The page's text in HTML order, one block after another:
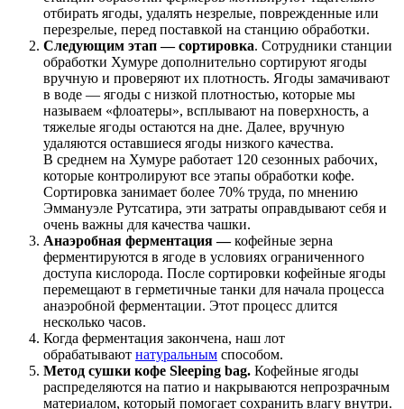
отбирать ягоды, удалять незрелые, поврежденные или
перезрелые, перед поставкой на станцию обработки.
Следующим этап — сортировка. Сотрудники станции
обработки Хумуре дополнительно сортируют ягоды
вручную и проверяют их плотность. Ягоды замачивают
в воде — ягоды с низкой плотностью, которые мы
называем «флоатеры», всплывают на поверхность, а
тяжелые ягоды остаются на дне. Далее, вручную
удаляются оставшиеся ягоды низкого качества.
В среднем на Хумуре работает 120 сезонных рабочих,
которые контролируют все этапы обработки кофе.
Сортировка занимает более 70% труда, по мнению
Эммануэле Рутсатира, эти затраты оправдывают себя и
очень важны для качества чашки.
Анаэробная ферментация—кофейные зерна
ферментируются в ягоде в условиях ограниченного
доступа кислорода. После сортировки кофейные ягоды
перемещают в герметичные танки для начала процесса
анаэробной ферментации. Этот процесс длится
несколько часов.
Когда ферментация закончена, наш лот
обрабатывают натуральным способом.
Метод сушки кофе Sleeping bag. Кофейные ягоды
распределяются на патио и накрываются непрозрачным
материалом, который помогает сохранить влагу внутри.